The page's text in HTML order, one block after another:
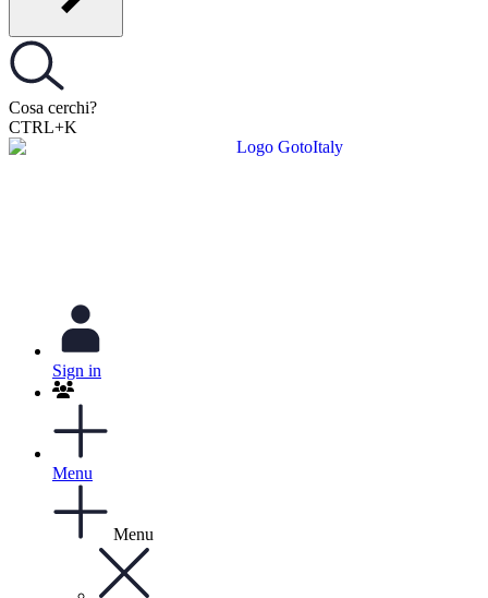
Cosa cerchi?
CTRL+K
Sign in
Menu
Menu